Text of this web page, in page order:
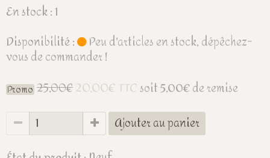
En stock : 1
Disponibilité :
Peu d'articles en stock, dépêchez-
vous de commander !
Promo 25,00€20,00€ TTCsoit5,00€de remise
Ajouter au panier